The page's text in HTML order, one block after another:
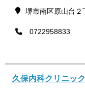
堺市南区原山台２
0722958833
久保内科クリニック